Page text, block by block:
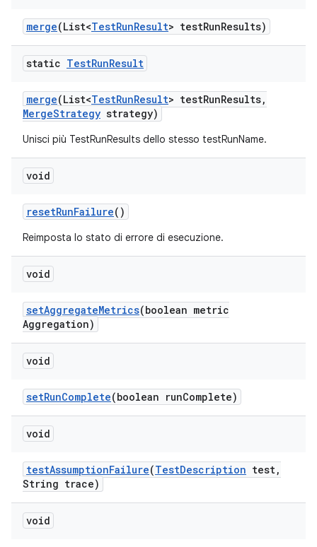
merge(List<TestRunResult> testRunResults)
static TestRunResult
merge(List<TestRunResult> testRunResults,
MergeStrategy strategy)
Unisci più TestRunResults dello stesso testRunName.
void
resetRunFailure()
Reimposta lo stato di errore di esecuzione.
void
setAggregateMetrics(boolean metric
Aggregation)
void
setRunComplete(boolean runComplete)
void
testAssumptionFailure(TestDescription test,
String trace)
void